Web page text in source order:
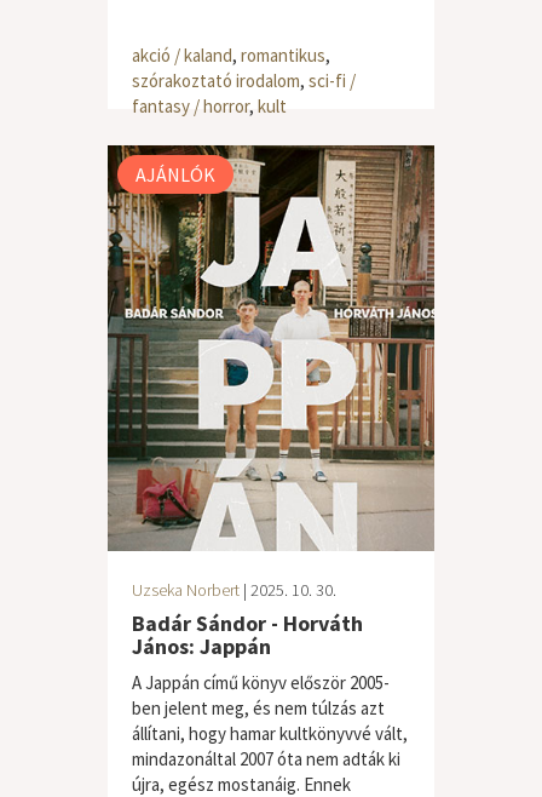
akció / kaland, romantikus,
szórakoztató irodalom, sci-fi /
fantasy / horror, kult
AJÁNLÓK
Uzseka Norbert | 2025. 10. 30.
Badár Sándor - Horváth
János: Jappán
A Jappán című könyv először 2005-
ben jelent meg, és nem túlzás azt
állítani, hogy hamar kultkönyvvé vált,
mindazonáltal 2007 óta nem adták ki
újra, egész mostanáig. Ennek